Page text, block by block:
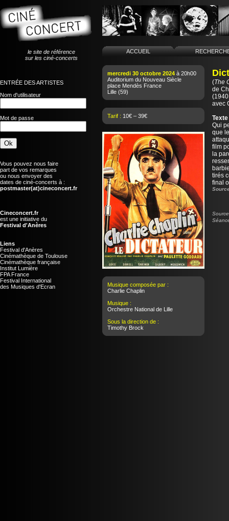
le site de référence
sur les ciné-concerts
ENTRÉE DES ARTISTES
Nom d'utilisateur
Mot de passe
Vous pouvez nous faire
part de vos remarques
ou nous envoyer des
dates de ciné-concerts à :
postmaster(at)cineconcert.fr
Cineconcert.fr
est une initiative du
Festival d'Anères
Liens
Festival d'Anères
Cinémathèque de Toulouse
Cinémathèque française
Institut Lumière
FPA France
Festival International
des Musiques d'Ecran
ACCUEIL
mercredi 30 octobre 2024 à 20h00
Auditorium du Nouveau Siècle
place Mendès France
Lille (59)
Tarif : 10€ – 39€
Musique composée par :
Charlie Chaplin
Musique :
Orchestre National de Lille
Sous la direction de :
Timothy Brock
(The
de
avec
Qui
que
film
la
tirés
final